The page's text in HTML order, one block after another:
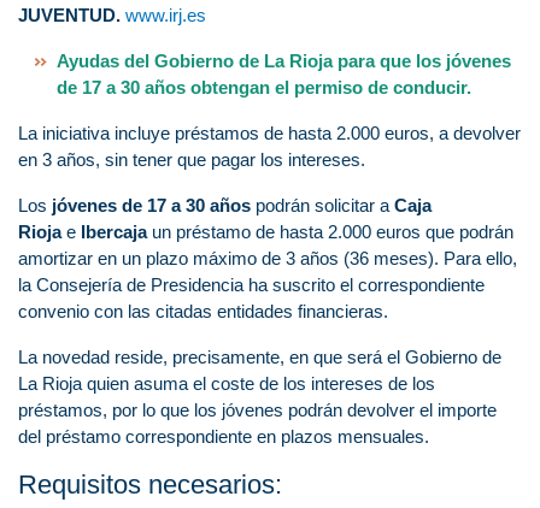
JUVENTUD. www.irj.es
Ayudas del Gobierno de La Rioja para que los jóvenes
de 17 a 30 años obtengan el permiso de conducir.
La iniciativa incluye préstamos de hasta 2.000 euros, a devolver
en 3 años, sin tener que pagar los intereses.
Los jóvenes de 17 a 30 años podrán solicitar a Caja
Riojae Ibercajaun préstamo de hasta 2.000 euros que podrán
amortizar en un plazo máximo de 3 años (36 meses). Para ello,
la Consejería de Presidencia ha suscrito el correspondiente
convenio con las citadas entidades financieras.
La novedad reside, precisamente, en que será el Gobierno de
La Rioja quien asuma el coste de los intereses de los
préstamos, por lo que los jóvenes podrán devolver el importe
del préstamo correspondiente en plazos mensuales.
Requisitos necesarios: